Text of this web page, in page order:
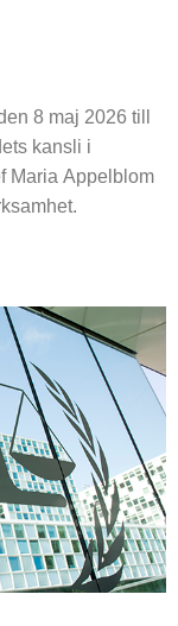
8 maj 2026 till
kansli i
Maria Appelblom